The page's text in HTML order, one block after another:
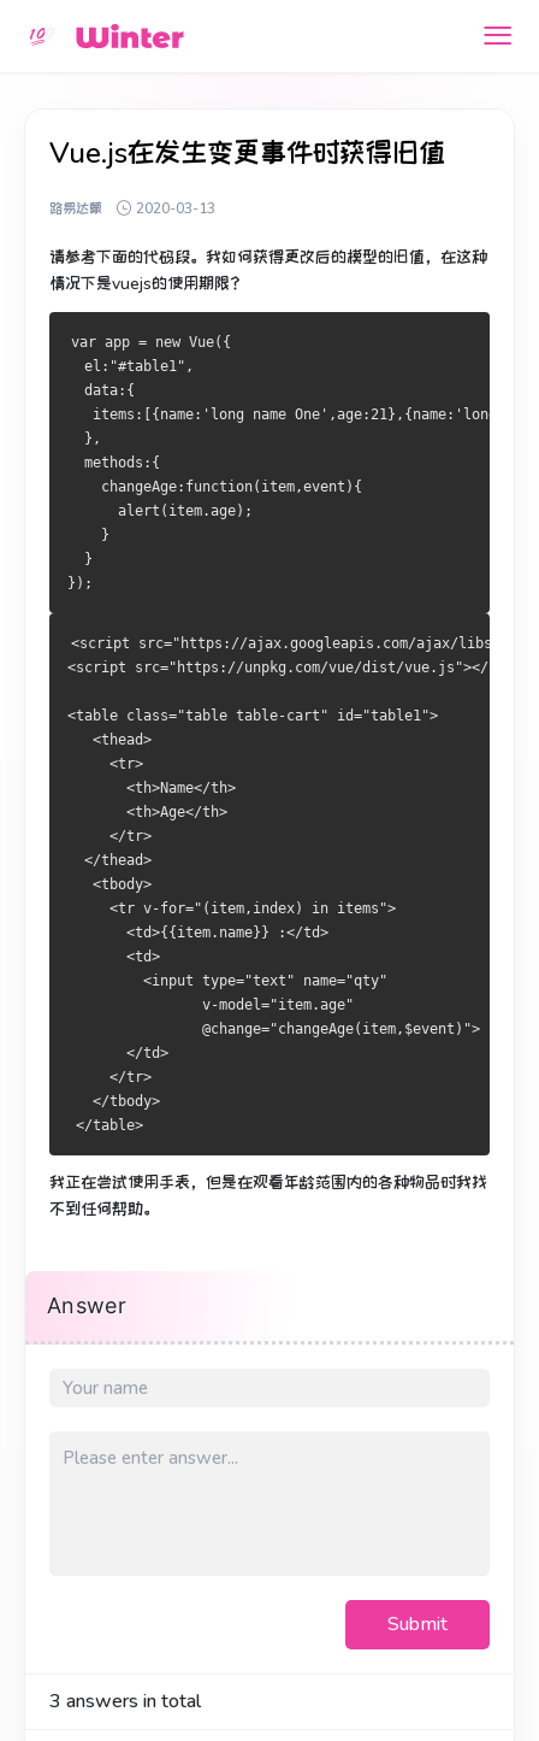
Vue.js在发生变更事件时获得旧值
路易达蒙 2020-03-13
请参考下面的代码段。 我如何获得更改后的模型的旧值，在这种
情况下是vuejs的使用期限？
var app = new Vue({
  el:"#table1",
  data:{
items:[{name:'long name One',age:21},{name:'long
  },
  methods:{
    changeAge:function(item,event){
      alert(item.age);
    }
  }
});
<script src="https://ajax.googleapis.com/ajax/libs/
<script src="https://unpkg.com/vue/dist/vue.js"></
<table class="table table-cart" id="table1">
   <thead>
     <tr>
       <th>Name</th>
       <th>Age</th>
     </tr>
  </thead>
   <tbody>
     <tr v-for="(item,index) in items">
       <td>{{item.name}} :</td>
       <td>
         <input type="text" name="qty"
                v-model="item.age"
                @change="changeAge(item,$event)">
       </td>
     </tr>
   </tbody>
</table>
我正在尝试使用手表，但是在观看年龄范围内的各种物品时我找
不到任何帮助。
Answer
Submit
3 answers in total